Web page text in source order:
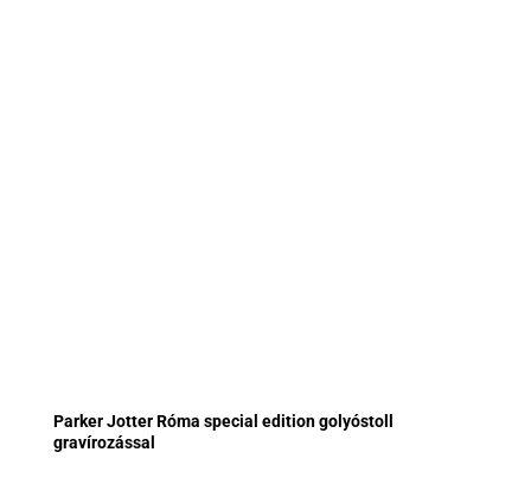
Parker Jotter Róma special edition golyóstoll
gravírozással